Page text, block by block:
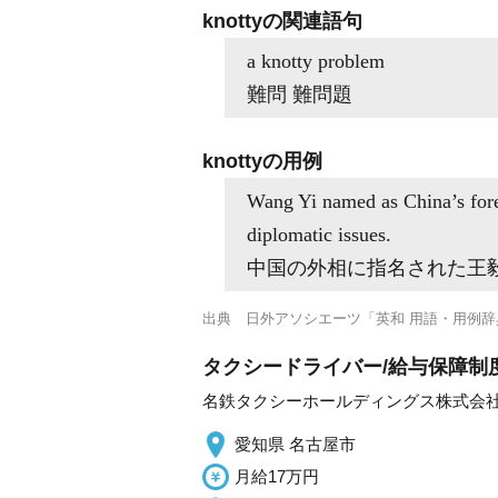
knottyの関連語句
a knotty problem
難問 難問題
knottyの用例
Wang Yi named as China’s
diplomatic issues.
中国の外相に指名された王
出典 日外アソシエーツ「英和 用語・用例
タクシードライバー/給与保障
名鉄タクシーホールディングス株式会
愛知県 名古屋市
月給17万円